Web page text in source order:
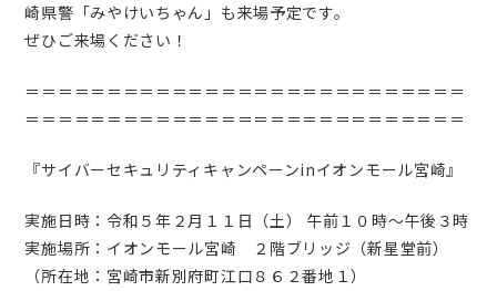
崎県警「みやけいちゃん」も来場予定です。
ぜひご来場ください！
＝＝＝＝＝＝＝＝＝＝＝＝＝＝＝＝＝＝＝＝＝＝＝＝＝＝＝
＝＝＝＝＝＝＝＝＝＝＝＝＝＝＝＝＝＝＝＝＝＝＝＝＝＝＝
『サイバーセキュリティキャンペーンinイオンモール宮崎』
実施日時：令和５年２月１１日（土） 午前１０時～午後３時
実施場所：イオンモール宮崎 ２階ブリッジ（新星堂前）
（所在地：宮崎市新別府町江口８６２番地１）